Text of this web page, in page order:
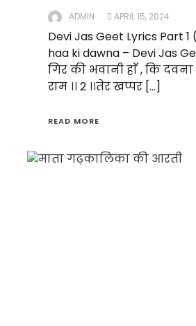
ADMIN APRIL 15, 2024
Devi Jas Geet Lyrics Part
haa ki dawna – Devi Jas
गिर की भवानी हाँ , कि
राम ।। 2 ।।तेर खप्पर […]
READ MORE